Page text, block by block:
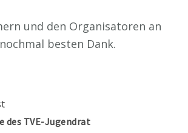
und den Organisatoren an
besten Dank.
des TVE-Jugendrat